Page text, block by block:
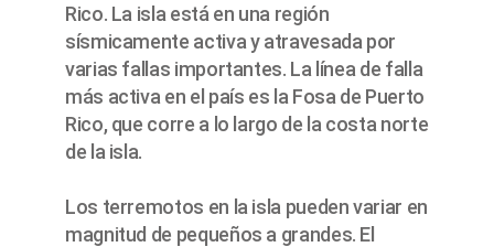
Rico. La isla está en una región
sísmicamente activa y atravesada por
varias fallas importantes. La línea de falla
más activa en el país es la Fosa de Puerto
Rico, que corre a lo largo de la costa norte
de la isla.
Los terremotos en la isla pueden variar en
magnitud de pequeños a grandes. El